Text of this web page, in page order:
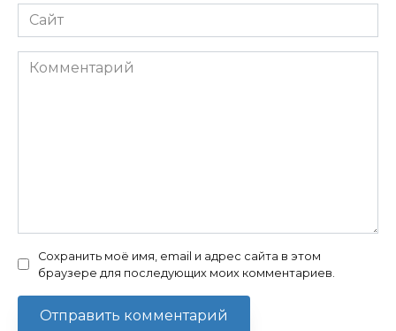
Сайт
Комментарий
Сохранить моё имя, email и адрес сайта в этом
браузере для последующих моих комментариев.